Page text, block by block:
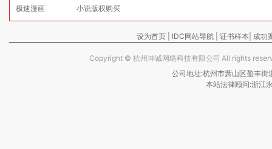
极速漫画
小说版权购买
设为首页| IDC网站导航| 证书样本| 成功
Copyright © 杭州坤诚网络科技有限公司 All rights
公司地址:杭州市萧山区盈丰
本站法律顾问:浙江